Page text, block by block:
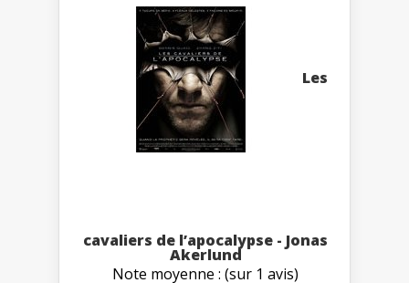
Les
cavaliers de l’apocalypse - Jonas
Akerlund
Note moyenne : (sur 1 avis)